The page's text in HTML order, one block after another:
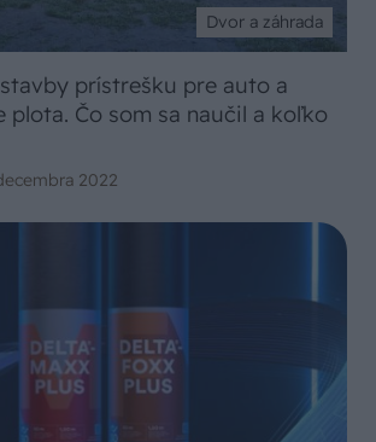
Dvor a záhrada
prístrešku pre auto a
plota. Čo som sa naučil a koľko
2022